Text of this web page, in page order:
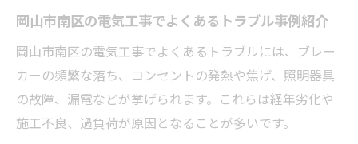
岡山市南区の電気工事でよくあるトラブル事例紹介
岡山市南区の電気工事でよくあるトラブルには、ブレー
カーの頻繁な落ち、コンセントの発熱や焦げ、照明器具
の故障、漏電などが挙げられます。これらは経年劣化や
施工不良、過負荷が原因となることが多いです。